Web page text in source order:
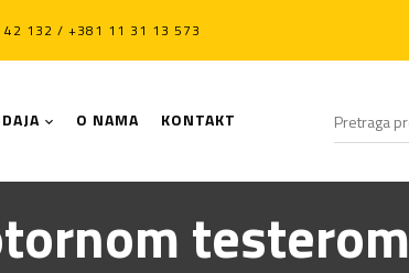
132 / +381 11 31 13 573
O NAMA KONTAKT
testerom